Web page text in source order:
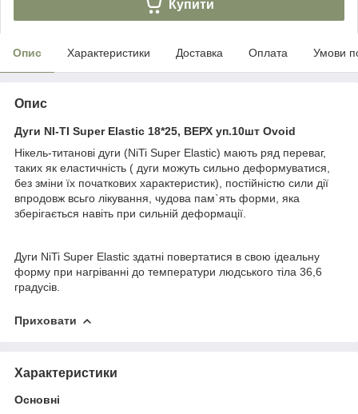
Купити
Опис Характеристики Доставка Оплата Умови
Опис
Дуги NI-TI Super Elastic 18*25, ВЕРХ уп.10шт Ovoid
Нікель-титанові дуги (NiTi Super Elastic) мають ряд переваг,
таких як еластичність ( дуги можуть сильно деформуватися,
без зміни їх початкових характеристик), постійністю сили дії
впродовж всьго лікування, чудова пам`ять форми, яка
зберігається навіть при сильній деформації.
Дуги NiTi Super Elastic здатні повертатися в свою ідеальну
форму при нагріванні до температури людського тіла 36,6
градусів.
Приховати
Характеристики
Основні